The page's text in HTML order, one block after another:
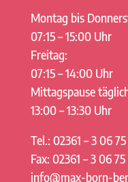
Montag bis
07:15 – 15:00 Uhr
Freitag:
07:15 – 14:00 Uhr
Mittagspause
13:00 – 13:30 Uhr
Tel.: 02361 – 3 06
Fax: 02361 – 3 06
info@max-born-